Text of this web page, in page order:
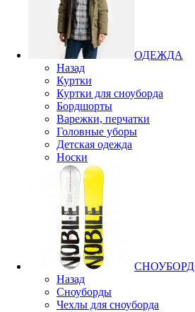
ОДЕЖДА
Назад
Куртки
Куртки для сноуборда
Бордшорты
Варежки, перчатки
Головные уборы
Детская одежда
Носки
СНОУБОРД
Назад
Сноуборды
Чехлы для сноуборда